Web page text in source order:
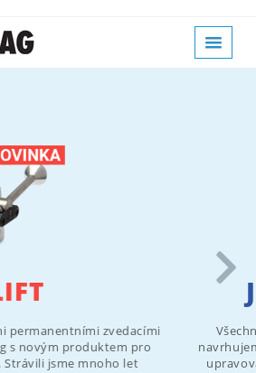
výrobce
upínače a břemenové magnety
sestavujeme u nás. Díky tomu můžeme
produkty dle požadavků zákazníka.